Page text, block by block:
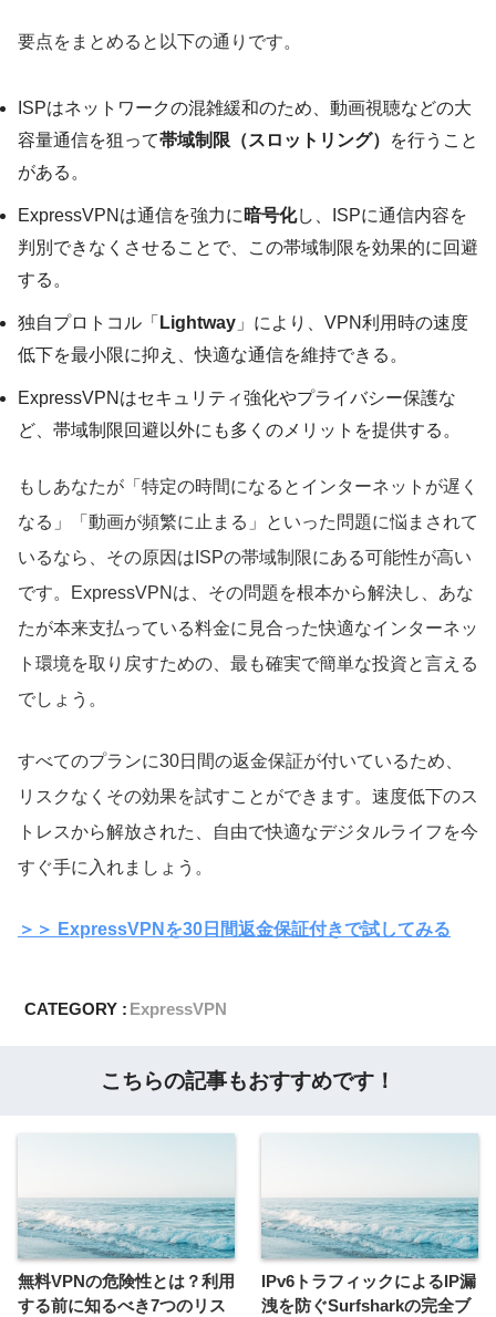
要点をまとめると以下の通りです。
ISPはネットワークの混雑緩和のため、動画視聴などの大
容量通信を狙って帯域制限（スロットリング）
を行うこと
がある。
ExpressVPNは通信を強力に 暗号化し、ISPに通信内容を
判別できなくさせることで、この帯域制限を効果的に回避
する。
独自プロトコル「 Lightway 」により、VPN利用時の速度
低下を最小限に抑え、快適な通信を維持できる。
ExpressVPNはセキュリティ強化やプライバシー保護な
ど、帯域制限回避以外にも多くのメリットを提供する。
もしあなたが「特定の時間になるとインターネットが遅く
なる」「動画が頻繁に止まる」といった問題に悩まされて
いるなら、その原因はISPの帯域制限にある可能性が高い
です。ExpressVPNは、その問題を根本から解決し、あな
たが本来支払っている料金に見合った快適なインターネッ
ト環境を取り戻すための、最も確実で簡単な投資と言える
でしょう。
すべてのプランに30日間の返金保証が付いているため、
リスクなくその効果を試すことができます。速度低下のス
トレスから解放された、自由で快適なデジタルライフを今
すぐ手に入れましょう。
＞＞ ExpressVPNを30日間返金保証付きで試してみる
CATEGORY : ExpressVPN
こちらの記事もおすすめです！
無料VPNの危険性とは？利用
する前に知るべき7つのリス
IPv6トラフィックによるIP漏
洩を防ぐSurfsharkの完全ブ